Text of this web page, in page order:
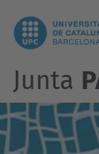
Junta